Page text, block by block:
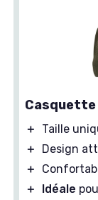
Casquette
＋
Taille
＋
Design
＋
＋
Idéale